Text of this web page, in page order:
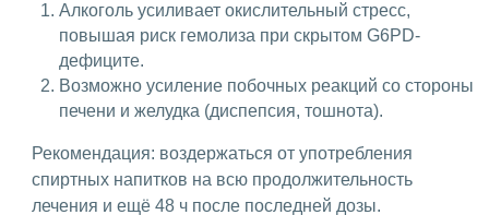
Алкоголь усиливает окислительный стресс,
повышая риск гемолиза при скрытом G6PD-
дефиците.
Возможно усиление побочных реакций со стороны
печени и желудка (диспепсия, тошнота).
Рекомендация: воздержаться от употребления
спиртных напитков на всю продолжительность
лечения и ещё 48 ч после последней дозы.